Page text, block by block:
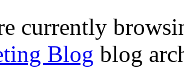
currently
Blog blog